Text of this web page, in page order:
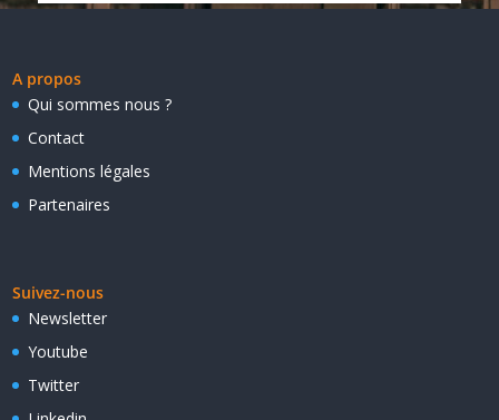
A propos
Qui sommes nous ?
Contact
Mentions légales
Partenaires
Suivez-nous
Newsletter
Youtube
Twitter